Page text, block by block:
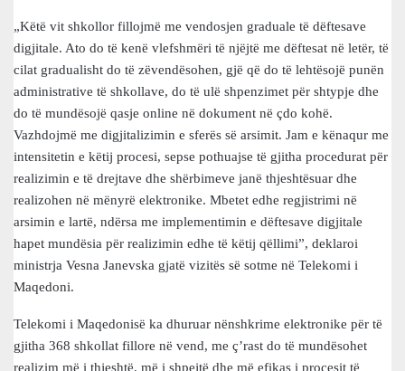
„Këtë vit shkollor fillojmë me vendosjen graduale të dëftesave
digjitale. Ato do të kenë vlefshmëri të njëjtë me dëftesat në letër, të
cilat gradualisht do të zëvendësohen, gjë që do të lehtësojë punën
administrative të shkollave, do të ulë shpenzimet për shtypje dhe
do të mundësojë qasje online në dokument në çdo kohë.
Vazhdojmë me digjitalizimin e sferës së arsimit. Jam e kënaqur me
intensitetin e këtij procesi, sepse pothuajse të gjitha procedurat për
realizimin e të drejtave dhe shërbimeve janë thjeshtësuar dhe
realizohen në mënyrë elektronike. Mbetet edhe regjistrimi në
arsimin e lartë, ndërsa me implementimin e dëftesave digjitale
hapet mundësia për realizimin edhe të këtij qëllimi”, deklaroi
ministrja Vesna Janevska gjatë vizitës së sotme në Telekomi i
Maqedoni.
Telekomi i Maqedonisë ka dhuruar nënshkrime elektronike për të
gjitha 368 shkollat fillore në vend, me ç’rast do të mundësohet
realizim më i thjeshtë, më i shpejtë dhe më efikas i procesit të